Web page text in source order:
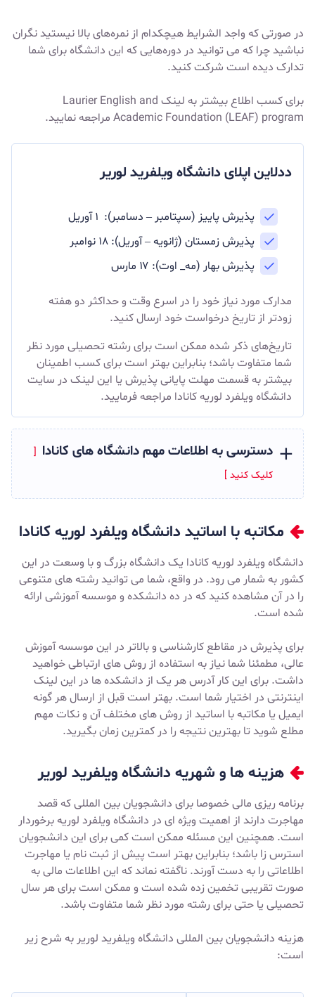
در صورتی که واجد الشرایط هیچکدام از نمره‌های بالا نیستید نگران
نباشید چرا که می توانید در دوره‌هایی که این دانشگاه برای شما
تدارک دیده است شرکت کنید.
برای کسب اطلاع بیشتر به لینک Laurier English and
Academic Foundation (LEAF) program مراجعه نمایید.
ددلاین اپلای دانشگاه ویلفرید لوریر
پذیرش پاییز (سپتامبر – دسامبر): ۱ آوریل
پذیرش زمستان (ژانویه – آوریل): ۱۸ نوامبر
پذیرش بهار (مه_ اوت): ۱۷ مارس
مدارک مورد نیاز خود را در اسرع وقت و حداکثر دو هفته
زودتر از تاریخ درخواست خود ارسال کنید.
تاریخ‌های ذکر شده ممکن است برای رشته تحصیلی مورد نظر
شما متفاوت باشد؛ بنابراین بهتر است برای کسب اطمینان
بیشتر به قسمت مهلت پایانی پذیرش یا این لینک در سایت
دانشگاه ویلفرد لوریه کانادا مراجعه فرمایید.
دسترسی به اطلاعات مهم دانشگاه های کانادا
مکاتبه با اساتید دانشگاه ویلفرد لوریه کانادا
دانشگاه ویلفرد لوریه کانادا یک دانشگاه بزرگ و با وسعت در این
کشور به شمار می رود. در واقع، شما می توانید رشته های متنوعی
را در آن مشاهده کنید که در ده دانشکده و موسسه آموزشی ارائه
شده است.
برای پذیرش در مقاطع کارشناسی و بالاتر در این موسسه آموزش
عالی، مطمئنا شما نیاز به استفاده از روش های ارتباطی خواهید
داشت. برای این کار آدرس هر یک از دانشکده ها در این لینک
اینترنتی در اختیار شما است. بهتر است قبل از ارسال هر گونه
ایمیل یا مکاتبه با اساتید از روش های مختلف آن و نکات مهم
مطلع شوید تا بهترین نتیجه را در کمترین زمان بگیرید.
هزینه‌ ها و شهریه دانشگاه ویلفرید لوریر
برنامه ریزی مالی خصوصا برای دانشجویان بین المللی که قصد
مهاجرت دارند از اهمیت ویژه ای در دانشگاه ویلفرد لوریه برخوردار
است. همچنین این مسئله ممکن است کمی برای این دانشجویان
استرس زا باشد؛ بنابراین بهتر است پیش از ثبت نام یا مهاجرت
اطلاعاتی را به دست آورند. ناگفته نماند که این اطلاعات مالی به
صورت تقریبی تخمین زده شده است و ممکن است برای هر سال
تحصیلی یا حتی برای رشته مورد نظر شما متفاوت باشد.
هزینه دانشجویان بین المللی دانشگاه ویلفرید لوریر به شرح زیر
است: